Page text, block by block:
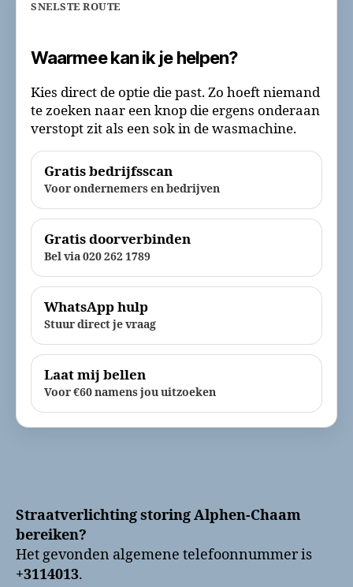
SNELSTE ROUTE
Waarmee kan ik je helpen?
Kies direct de optie die past. Zo hoeft niemand
te zoeken naar een knop die ergens onderaan
verstopt zit als een sok in de wasmachine.
Gratis bedrijfsscan
Voor ondernemers en bedrijven
Gratis doorverbinden
Bel via 020 262 1789
WhatsApp hulp
Stuur direct je vraag
Laat mij bellen
Voor €60 namens jou uitzoeken
Straatverlichting storing Alphen-Chaam
bereiken?
Het gevonden algemene telefoonnummer is
+3114013.